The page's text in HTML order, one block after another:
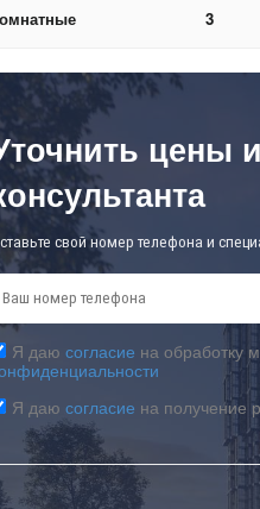
3
цены
свой номер телефона и
Я даю согласие на обработку
Я даю согласие на получение